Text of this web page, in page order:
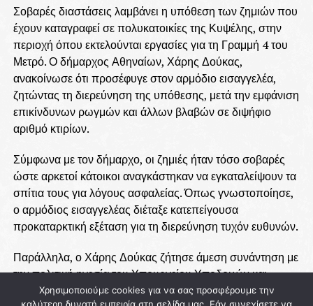
Σοβαρές διαστάσεις λαμβάνει η υπόθεση των ζημιών που
έχουν καταγραφεί σε πολυκατοικίες της Κυψέλης, στην
περιοχή όπου εκτελούνται εργασίες για τη Γραμμή 4 του
Μετρό. Ο δήμαρχος Αθηναίων, Χάρης Δούκας,
ανακοίνωσε ότι προσέφυγε στον αρμόδιο εισαγγελέα,
ζητώντας τη διερεύνηση της υπόθεσης, μετά την εμφάνιση
επικίνδυνων ρωγμών και άλλων βλαβών σε διψήφιο
αριθμό κτιρίων.
Σύμφωνα με τον δήμαρχο, οι ζημιές ήταν τόσο σοβαρές
ώστε αρκετοί κάτοικοι αναγκάστηκαν να εγκαταλείψουν τα
σπίτια τους για λόγους ασφαλείας. Όπως γνωστοποίησε,
ο αρμόδιος εισαγγελέας διέταξε κατεπείγουσα
προκαταρκτική εξέταση για τη διερεύνηση τυχόν ευθυνών.
Παράλληλα, ο Χάρης Δούκας ζήτησε άμεση συνάντηση με
την πολιτική ηγεσία του Υπουργείου Υποδομών και
Μεταφορών, καθώς και με τη διοίκηση της Ελληνικό
Χρησιμοποιούμε cookies για να σας προσφέρουμε την